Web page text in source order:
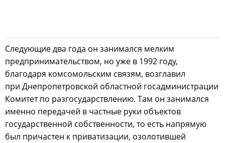
Следующие два года он занимался мелким
предпринимательством, но уже в 1992 году,
благодаря комсомольским связям, возглавил
при Днепропетровской областной госадминистрации
Комитет по разгосударствлению. Там он занимался
именно передачей в частные руки объектов
государственной собственности, то есть напрямую
был причастен к приватизации, озолотившей